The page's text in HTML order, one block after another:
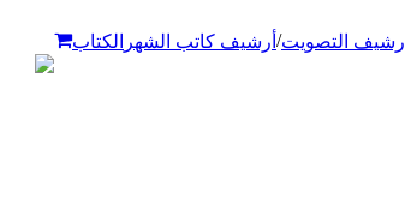
أرشيف التصويت/ أرشيف كاتب الشهر الكتاب